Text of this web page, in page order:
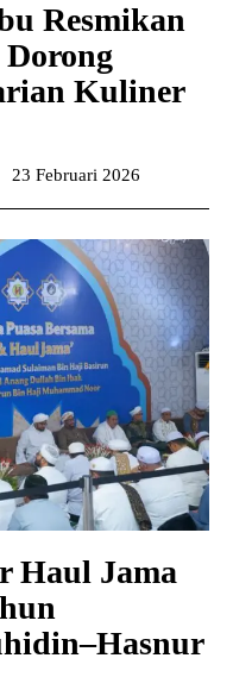
Resmikan
Kuliner
23 Februari 2026
Haul Jama